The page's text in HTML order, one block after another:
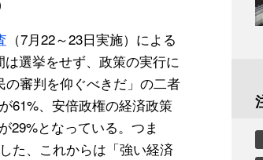
（7月22～23日実施）による
選挙をせず、政策の実行に
審判を仰ぐべきだ」の二者
61%、安倍政権の経済政策
29%となっている。つま
た、これからは「強い経済